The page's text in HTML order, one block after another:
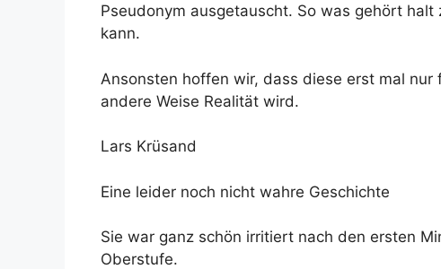
Pseudonym ausgetauscht. So was gehört
kann.
Ansonsten hoffen wir, dass diese erst mal
andere Weise Realität wird.
Lars Krüsand
Eine leider noch nicht wahre Geschichte
Sie war ganz schön irritiert nach den ersten
Oberstufe.